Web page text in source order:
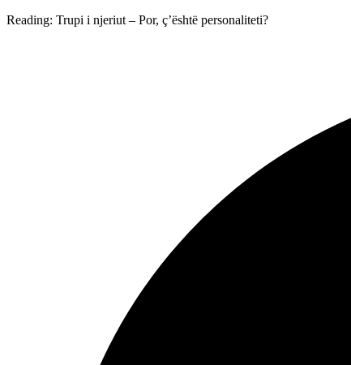
Reading: Trupi i njeriut – Por, ç’është personaliteti?